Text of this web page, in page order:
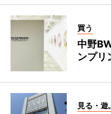
買う
中野
ンプリ
見る・遊